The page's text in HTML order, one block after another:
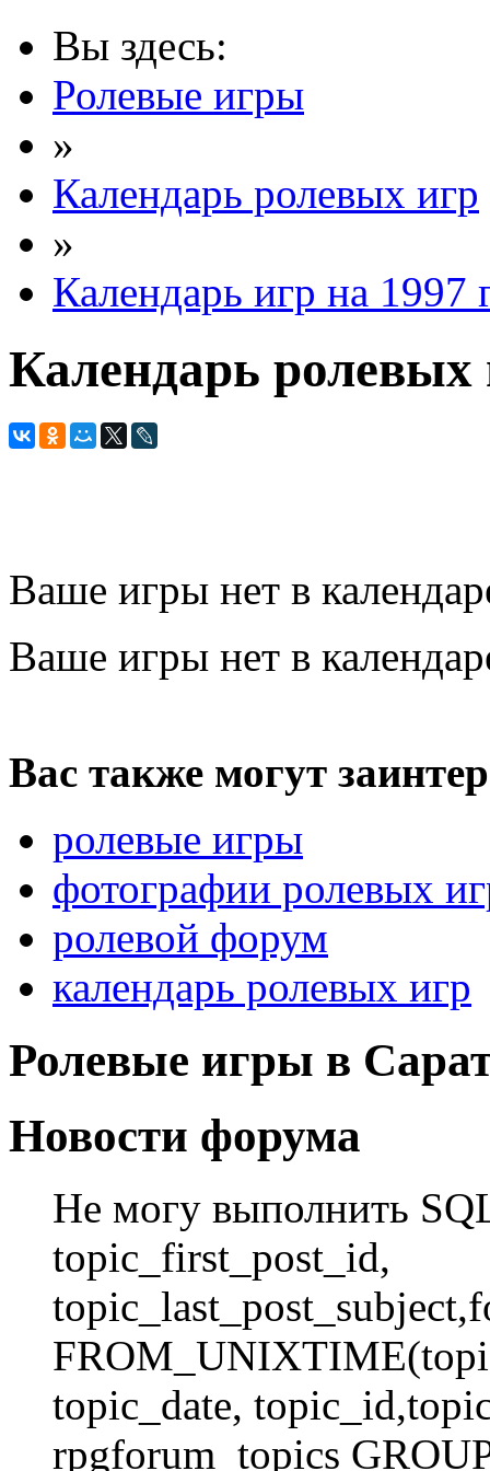
Вы здесь:
Ролевые игры
»
Календарь ролевых игр
»
Календарь игр на 1997
Календарь ролевых
Ваше игры нет в
Ваше игры нет в
Вас также могут
ролевые игры
фотографии ролевых
ролевой форум
календарь ролевых игр
Ролевые игры в
Новости форума
Не могу выполнить
topic_first_post_id,
topic_date,
rpgforum_topics